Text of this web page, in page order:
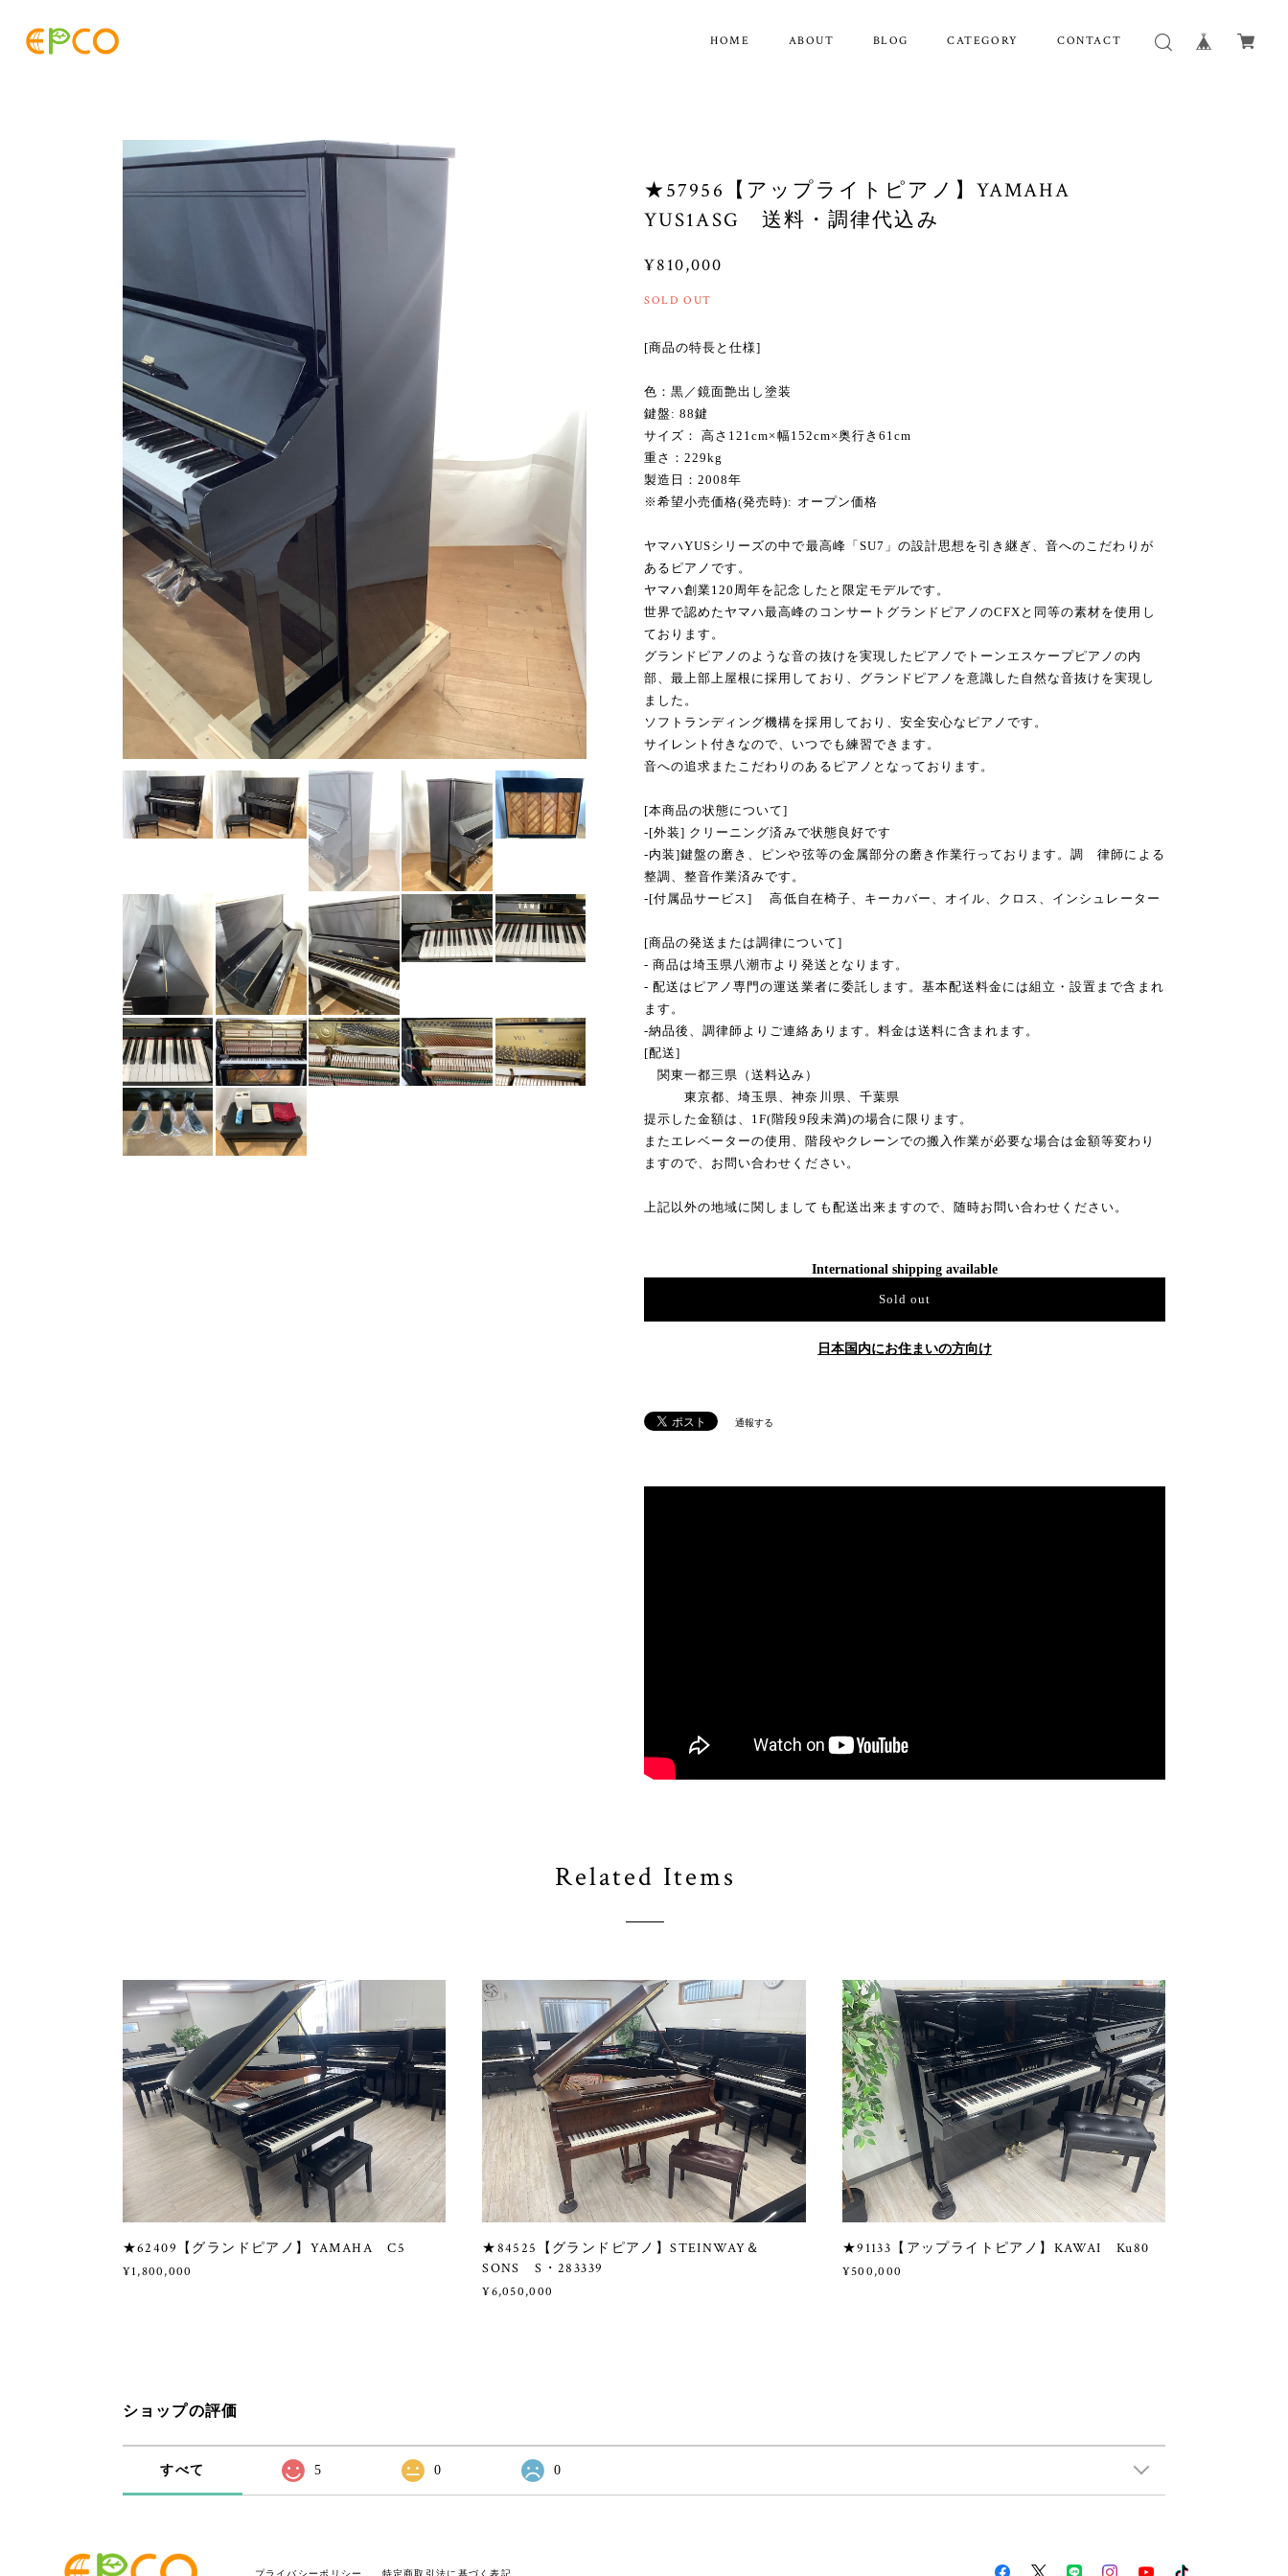
HOME ABOUT BLOG CATEGORY CONTACT
★57956【アップライトピアノ】YAMAHA
YUS1ASG 送料・調律代込み
¥810,000
SOLD OUT
[商品の特長と仕様]
色：黒／鏡面艶出し塗装
鍵盤: 88鍵
サイズ： 高さ121cm×幅152cm×奥行き61cm
重さ：229kg
製造日：2008年
※希望小売価格(発売時): オープン価格
ヤマハYUSシリーズの中で最高峰「SU7」の設計思想を引き継ぎ、音へのこだわりが
あるピアノです。
ヤマハ創業120周年を記念したと限定モデルです。
世界で認めたヤマハ最高峰のコンサートグランドピアノのCFXと同等の素材を使用し
ております。
グランドピアノのような音の抜けを実現したピアノでトーンエスケープピアノの内
部、最上部上屋根に採用しており、グランドピアノを意識した自然な音抜けを実現し
ました。
ソフトランディング機構を採用しており、安全安心なピアノです。
サイレント付きなので、いつでも練習できます。
音への追求またこだわりのあるピアノとなっております。
[本商品の状態について]
-[外装] クリーニング済みで状態良好です
-内装]鍵盤の磨き、ピンや弦等の金属部分の磨き作業行っております。調 律師による
整調、整音作業済みです。
-[付属品サービス] 高低自在椅子、キーカバー、オイル、クロス、インシュレーター
[商品の発送または調律について]
- 商品は埼玉県八潮市より発送となります。
- 配送はピアノ専門の運送業者に委託します。基本配送料金には組立・設置まで含まれ
ます。
-納品後、調律師よりご連絡あります。料金は送料に含まれます。
[配送]
関東一都三県（送料込み）
東京都、埼玉県、神奈川県、千葉県
提示した金額は、1F(階段9段未満)の場合に限ります。
またエレベーターの使用、階段やクレーンでの搬入作業が必要な場合は金額等変わり
ますので、お問い合わせください。
上記以外の地域に関しましても配送出来ますので、随時お問い合わせください。
International shipping available
Sold out
日本国内にお住まいの方向け
通報する
Related Items
★62409【グランドピアノ】YAMAHA C5
¥1,800,000
★84525【グランドピアノ】STEINWAY＆
SONS S・283339
¥6,050,000
★91133【アップライトピアノ】KAWAI Ku80
¥500,000
ショップの評価
すべて 5 0 0
プライバシーポリシー 特定商取引法に基づく表記